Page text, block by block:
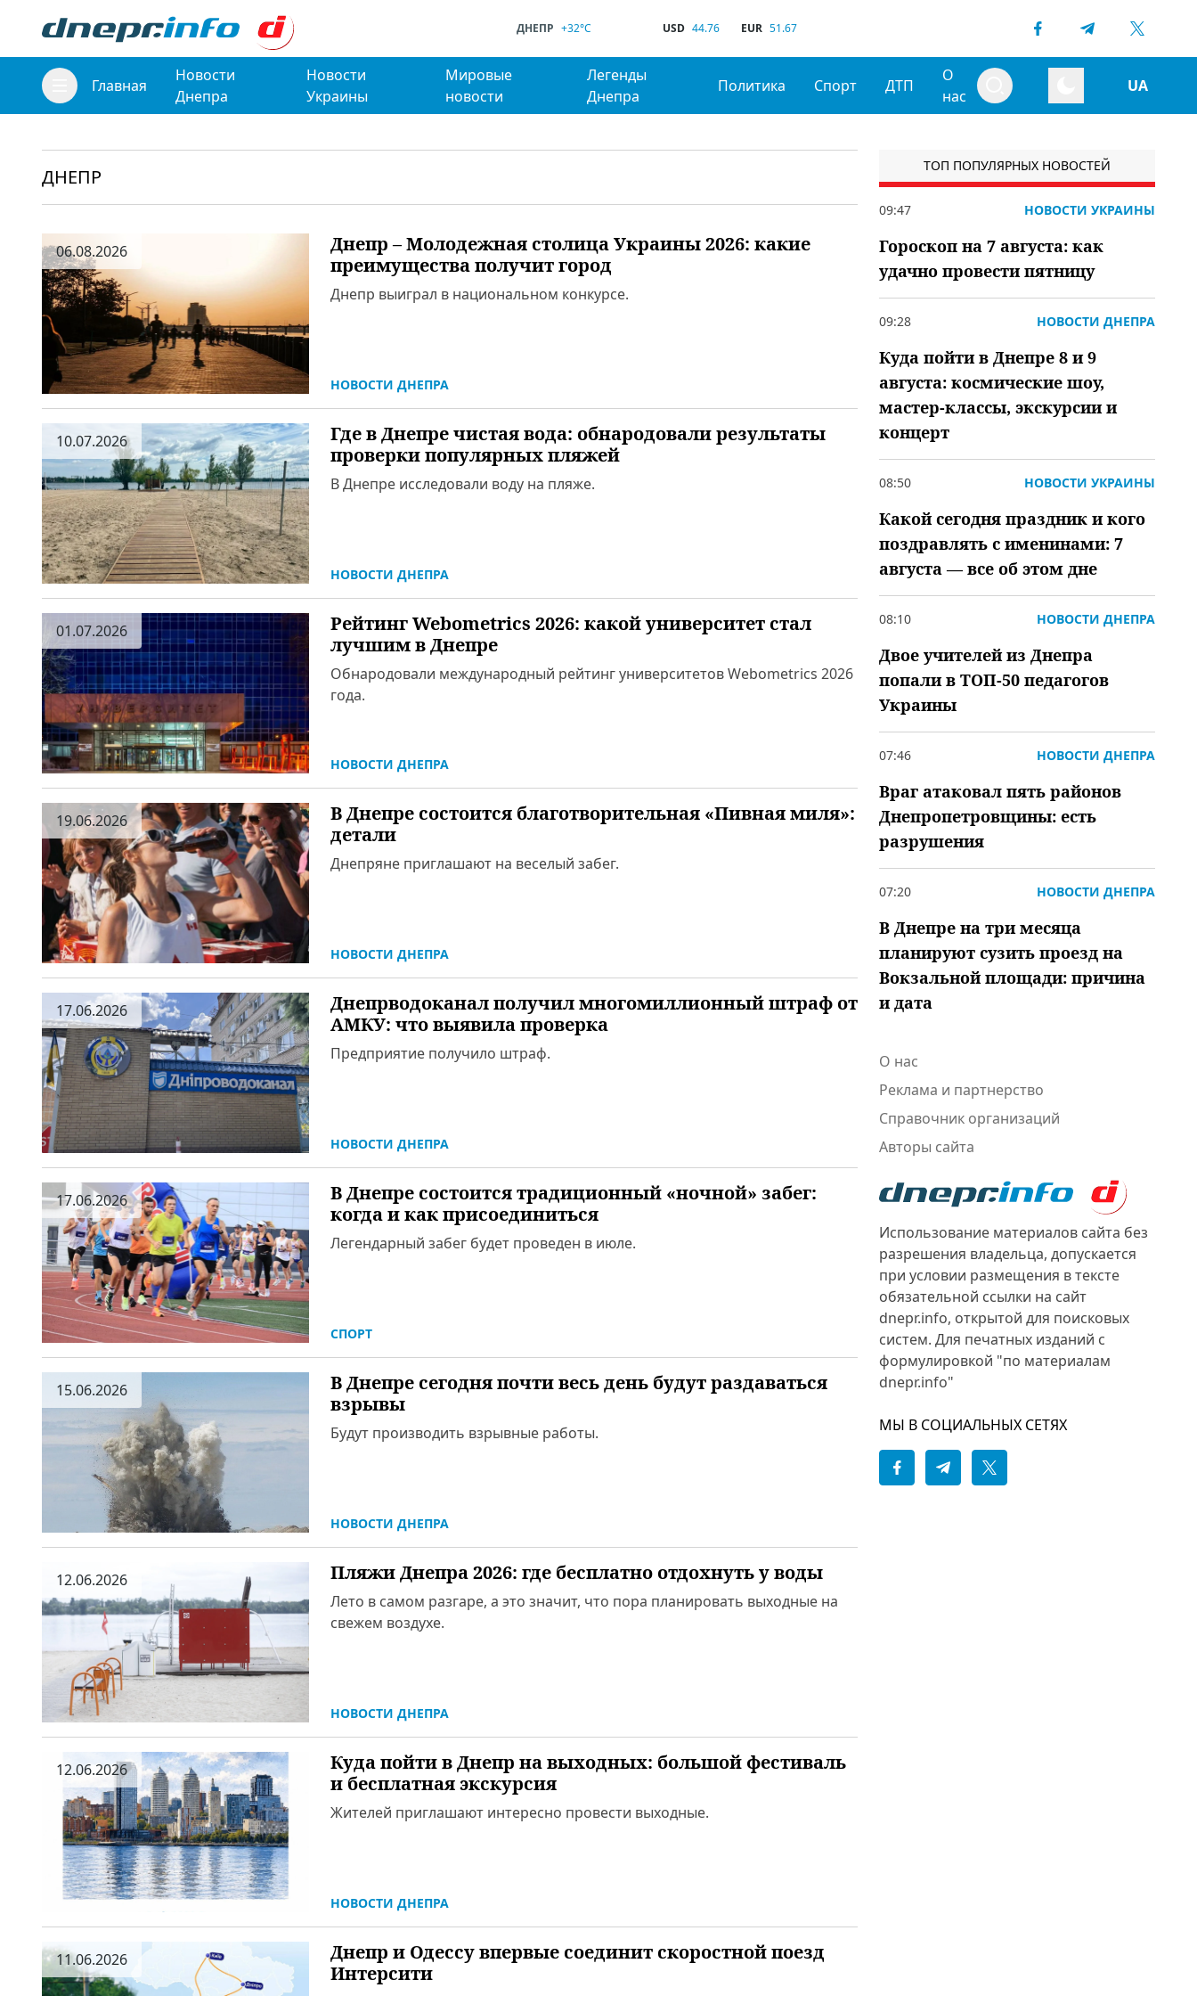
ДНЕПР +32°C USD 44.76 EUR 51.67
Главная
Новости
Днепра
Новости
Украины
Мировые
новости
Легенды
Днепра
Политика Спорт ДТП
О
нас
UA
ДНЕПР
06.08.2026
Днепр – Молодежная столица Украины 2026: какие
преимущества получит город
Днепр выиграл в национальном конкурсе.
НОВОСТИ ДНЕПРА
10.07.2026
Где в Днепре чистая вода: обнародовали результаты
проверки популярных пляжей
В Днепре исследовали воду на пляже.
НОВОСТИ ДНЕПРА
01.07.2026
Рейтинг Webometrics 2026: какой университет стал
лучшим в Днепре
Обнародовали международный рейтинг университетов Webometrics 2026
года.
НОВОСТИ ДНЕПРА
19.06.2026
В Днепре состоится благотворительная «Пивная миля»:
детали
Днепряне приглашают на веселый забег.
НОВОСТИ ДНЕПРА
17.06.2026
Днепрводоканал получил многомиллионный штраф от
АМКУ: что выявила проверка
Предприятие получило штраф.
НОВОСТИ ДНЕПРА
17.06.2026
В Днепре состоится традиционный «ночной» забег:
когда и как присоединиться
Легендарный забег будет проведен в июле.
СПОРТ
15.06.2026
В Днепре сегодня почти весь день будут раздаваться
взрывы
Будут производить взрывные работы.
НОВОСТИ ДНЕПРА
12.06.2026 Пляжи Днепра 2026: где бесплатно отдохнуть у воды
Лето в самом разгаре, а это значит, что пора планировать выходные на
свежем воздухе.
НОВОСТИ ДНЕПРА
12.06.2026
Куда пойти в Днепр на выходных: большой фестиваль
и бесплатная экскурсия
Жителей приглашают интересно провести выходные.
НОВОСТИ ДНЕПРА
11.06.2026
Днепр и Одессу впервые соединит скоростной поезд
Интерсити
ТОП ПОПУЛЯРНЫХ НОВОСТЕЙ
09:47 НОВОСТИ УКРАИНЫ
Гороскоп на 7 августа: как
удачно провести пятницу
09:28 НОВОСТИ ДНЕПРА
Куда пойти в Днепре 8 и 9
августа: космические шоу,
мастер-классы, экскурсии и
концерт
08:50 НОВОСТИ УКРАИНЫ
Какой сегодня праздник и кого
поздравлять с именинами: 7
августа — все об этом дне
08:10 НОВОСТИ ДНЕПРА
Двое учителей из Днепра
попали в ТОП-50 педагогов
Украины
07:46 НОВОСТИ ДНЕПРА
Враг атаковал пять районов
Днепропетровщины: есть
разрушения
07:20 НОВОСТИ ДНЕПРА
В Днепре на три месяца
планируют сузить проезд на
Вокзальной площади: причина
и дата
О нас
Реклама и партнерство
Справочник организаций
Авторы сайта
Использование материалов сайта без
разрешения владельца, допускается
при условии размещения в тексте
обязательной ссылки на сайт
dnepr.info, открытой для поисковых
систем. Для печатных изданий с
формулировкой "по материалам
dnepr.info"
МЫ В СОЦИАЛЬНЫХ СЕТЯХ